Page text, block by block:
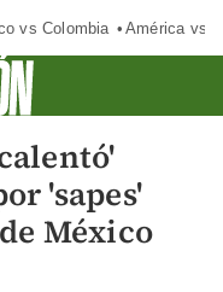
vs Colombia América vs
'sapes'
México